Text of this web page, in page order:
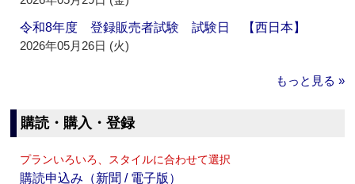
令和8年度 登録販売者試験 試験日 【西日本】
2026年05月26日 (火)
もっと見る »
購読・購入・登録
プランいろいろ、スタイルに合わせて選択
購読申込み（新聞 / 電子版）